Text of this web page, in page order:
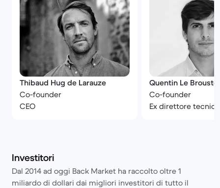
Thibaud Hug de Larauze
Co-founder
CEO
Quentin Le
Co-founder
Ex direttore tecnico
Investitori
Dal 2014 ad oggi Back Market ha raccolto oltre 1
miliardo di dollari dai migliori investitori di tutto il